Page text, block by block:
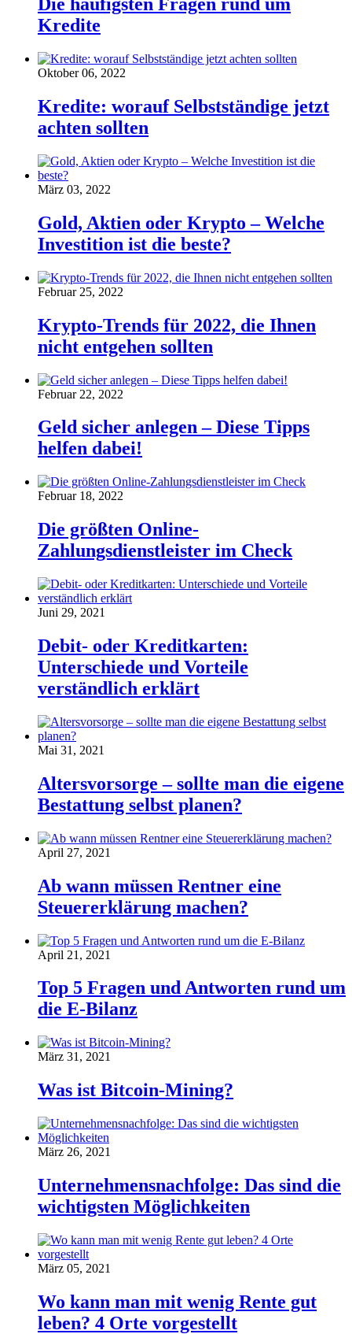
Kredite
Oktober 06, 2022
Kredite: worauf Selbstständige jetzt
achten sollten
März 03, 2022
Gold, Aktien oder Krypto – Welche
Investition ist die beste?
Februar 25, 2022
Krypto-Trends für 2022, die Ihnen
nicht entgehen sollten
Februar 22, 2022
Geld sicher anlegen – Diese Tipps
helfen dabei!
Februar 18, 2022
Die größten Online-
Zahlungsdienstleister im Check
Juni 29, 2021
Debit- oder Kreditkarten:
Unterschiede und Vorteile
verständlich erklärt
Mai 31, 2021
Altersvorsorge – sollte man die eigene
Bestattung selbst planen?
April 27, 2021
Ab wann müssen Rentner eine
Steuererklärung machen?
April 21, 2021
Top 5 Fragen und Antworten rund um
die E-Bilanz
März 31, 2021
Was ist Bitcoin-Mining?
März 26, 2021
Unternehmensnachfolge: Das sind die
wichtigsten Möglichkeiten
März 05, 2021
Wo kann man mit wenig Rente gut
leben? 4 Orte vorgestellt